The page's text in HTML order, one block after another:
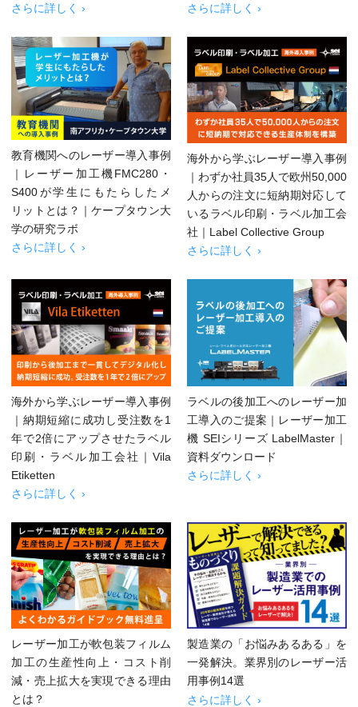
さらに詳しく ›
さらに詳しく ›
教育機関へのレーザー導入事例
｜レーザー加工機FMC280・
S400が学生にもたらしたメ
リットとは？｜ケープタウン大
学の研究ラボ
さらに詳しく ›
海外から学ぶレーザー導入事例
｜わずか社員35人で欧州50,000
人からの注文に短納期対応して
いるラベル印刷・ラベル加工会
社｜Label Collective Group
さらに詳しく ›
海外から学ぶレーザー導入事例
｜納期短縮に成功し受注数を1
年で2倍にアップさせたラベル
印刷・ラベル加工会社｜Vila
Etiketten
さらに詳しく ›
ラベルの後加工へのレーザー加
工導入のご提案｜レーザー加工
機 SEIシリーズ LabelMaster｜
資料ダウンロード
さらに詳しく ›
レーザー加工が軟包装フィルム
加工の生産性向上・コスト削
減・売上拡大を実現できる理由
とは？
製造業の「お悩みあるある」を
一発解決。業界別のレーザー活
用事例14選
さらに詳しく ›